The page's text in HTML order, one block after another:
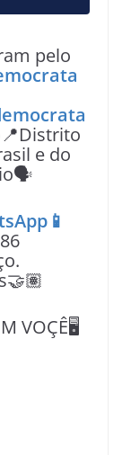
pelo
e do
VOÇÊ🖥️